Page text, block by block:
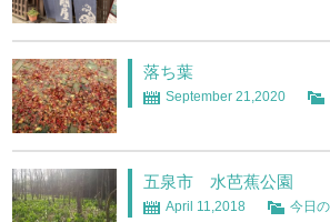
落ち葉
September 21,2020
五泉市 水芭蕉公園
April 11,2018 今日